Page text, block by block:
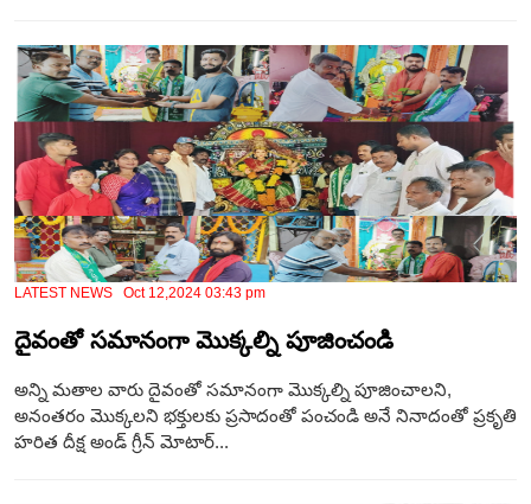
LATEST NEWS Oct 12,2024 03:43 pm
దైవంతో సమానంగా మొక్కల్ని పూజించండి
అన్ని మతాల వారు దైవంతో సమానంగా మొక్కల్ని పూజించాలని,
అనంతరం మొక్కలని భక్తులకు ప్రసాదంతో పంచండి అనే నినాదంతో ప్రకృతి
హరిత దీక్ష అండ్ గ్రీన్ మోటార్...